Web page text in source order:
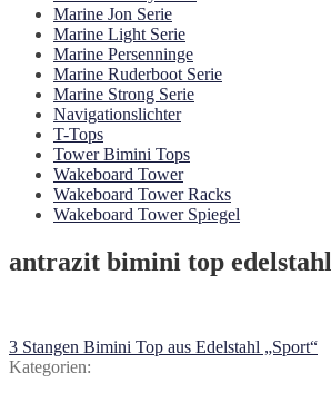
Marine Jon Serie
Marine Light Serie
Marine Persenninge
Marine Ruderboot Serie
Marine Strong Serie
Navigationslichter
T-Tops
Tower Bimini Tops
Wakeboard Tower
Wakeboard Tower Racks
Wakeboard Tower Spiegel
antrazit bimini top edelstahl
Beitragsnavigation
Vorheriger
Beitrag:
3 Stangen Bimini Top aus Edelstahl „Sport“
Kategorien: